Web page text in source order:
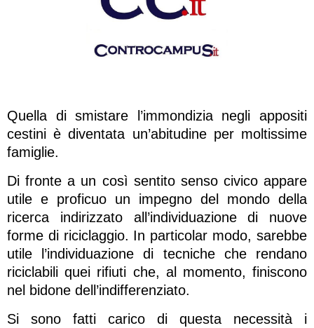
Quella di smistare l’immondizia negli appositi
cestini è diventata un’abitudine per moltissime
famiglie.
Di fronte a un così sentito senso civico appare
utile e proficuo un impegno del mondo della
ricerca indirizzato all’individuazione di nuove
forme di riciclaggio. In particolar modo, sarebbe
utile l’individuazione di tecniche che rendano
riciclabili quei rifiuti che, al momento, finiscono
nel bidone dell’indifferenziato.
Si sono fatti carico di questa necessità i